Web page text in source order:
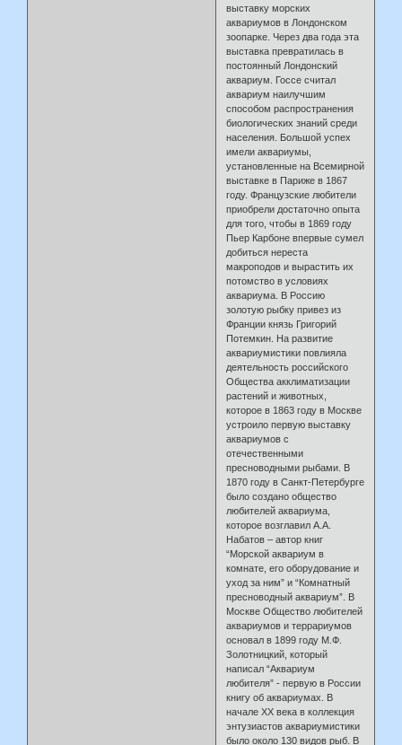
выставку морских
аквариумов в Лондонском
зоопарке. Через два года эта
выставка превратилась в
постоянный Лондонский
аквариум. Госсе считал
аквариум наилучшим
способом распространения
биологических знаний среди
населения. Большой успех
имели аквариумы,
установленные на Всемирной
выставке в Париже в 1867
году. Французские любители
приобрели достаточно опыта
для того, чтобы в 1869 году
Пьер Карбоне впервые сумел
добиться нереста
макроподов и вырастить их
потомство в условиях
аквариума. В Россию
золотую рыбку привез из
Франции князь Григорий
Потемкин. На развитие
аквариумистики повлияла
деятельность российского
Общества акклиматизации
растений и животных,
которое в 1863 году в Москве
устроило первую выставку
аквариумов с
отечественными
пресноводными рыбами. В
1870 году в Санкт-Петербурге
было создано общество
любителей аквариума,
которое возглавил А.А.
Набатов – автор книг
“Морской аквариум в
комнате, его оборудование и
уход за ним” и “Комнатный
пресноводный аквариум”. В
Москве Общество любителей
аквариумов и террариумов
основал в 1899 году М.Ф.
Золотницкий, который
написал “Аквариум
любителя” - первую в России
книгу об аквариумах. В
начале ХХ века в коллекция
энтузиастов аквариумистики
было около 130 видов рыб. В